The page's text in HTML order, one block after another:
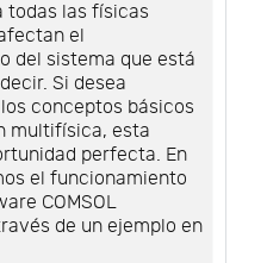
todas las físicas
el
del sistema que está
Si desea
conceptos básicos
multifísica, esta
perfecta. En
el funcionamiento
COMSOL
de un ejemplo en